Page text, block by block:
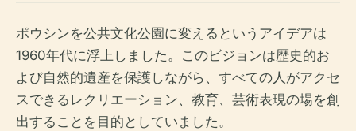
ポウシンを公共文化公園に変えるというアイデアは
1960年代に浮上しました。このビジョンは歴史的お
よび自然的遺産を保護しながら、すべての人がアクセ
スできるレクリエーション、教育、芸術表現の場を創
出することを目的としていました。